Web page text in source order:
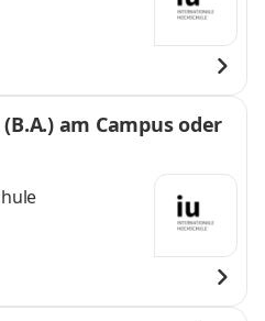
am Campus oder